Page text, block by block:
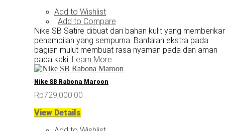
Add to Wishlist
| Add to Compare
Nike SB Satire dibuat dari bahan kulit yang
penampilan yang sempurna. Bantalan ekstra pada
bagian mulut membuat rasa nyaman pada dan aman
pada kaki. Learn More
Nike SB Rabona Maroon
Rp729,000.00
View Details